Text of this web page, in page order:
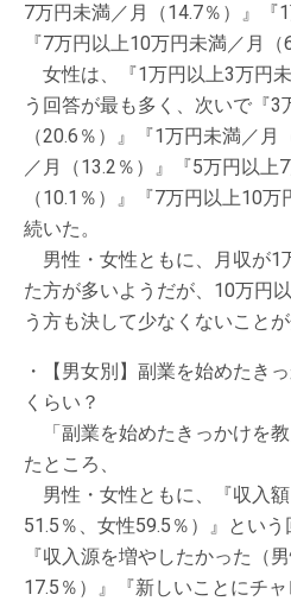
7万円未満／月（14.7％）』『
『7万円以上10万円未満／月（
女性は、『1万円以上3万円
う回答が最も多く、次いで『3
（20.6％）』『1万円未満／
／月（13.2％）』『5万円以上
（10.1％）』『7万円以上10
続いた。
男性・女性ともに、月収が1
た方が多いようだが、10万円
う方も決して少なくないことが
・【男女別】副業を始めたき
くらい？
「副業を始めたきっかけを
たところ、
男性・女性ともに、『収入
51.5％、女性59.5％）』とい
『収入源を増やしたかった（
17.5％）』『新しいことにチ